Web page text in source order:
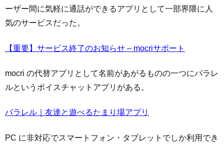
ーザー間に気軽に通話ができるアプリとして一部界隈に人
気のサービスだった。
【重要】サービス終了のお知らせ – mocriサポート
mocri の代替アプリとして名前があがるものの一つにパラレ
ルというボイスチャットアプリがある。
パラレル｜友達と遊べるたまり場アプリ
PC に非対応でスマートフォン・タブレットでしか利用でき